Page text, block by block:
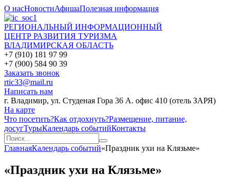
О насНовостиАфишаПолезная информация
РЕГИОНАЛЬНЫЙ ИНФОРМАЦИОННЫЙ
ЦЕНТР РАЗВИТИЯ ТУРИЗМА
ВЛАДИМИРСКАЯ ОБЛАСТЬ
+7 (910) 181 97 99
+7 (900) 584 90 39
Заказать звонок
rtic33@mail.ru
Написать нам
г. Владимир, ул. Студеная Гора 36 А. офис 410 (отель ЗАРЯ)
На карте
Что посетить?Как отдохнуть?Размещение, питание,
досугТурыКалендарь событийКонтакты
ГлавнаяКалендарь событий«Праздник ухи на Клязьме»
«Праздник ухи на Клязьме»